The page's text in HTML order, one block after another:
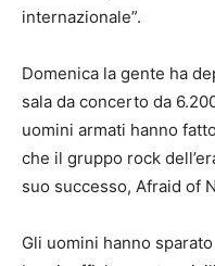
internazionale”.
Domenica la gente ha
sala da concerto da
uomini armati hanno
che il gruppo rock
suo successo, Afraid of
Gli uomini hanno